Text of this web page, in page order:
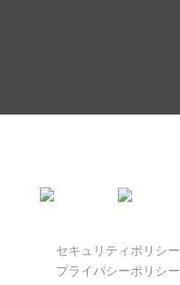
セキュリティポリシー
プライバシーポリシー